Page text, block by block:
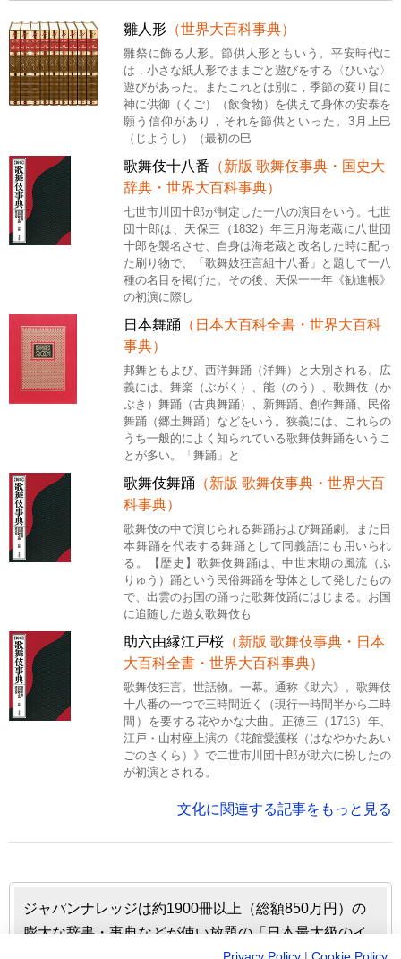
雛人形 （世界大百科事典）
雛祭に飾る人形。節供人形ともいう。平安時代に
は，小さな紙人形でままごと遊びをする〈ひいな〉
遊びがあった。またこれとは別に，季節の変り目に
神に供御（くご）（飲食物）を供えて身体の安泰を
願う信仰があり，それを節供といった。3月上巳
（じようし）（最初の巳
歌舞伎十八番 （新版 歌舞伎事典・国史大
辞典・世界大百科事典）
七世市川団十郎が制定した一八の演目をいう。七世
団十郎は、天保三（1832）年三月海老蔵に八世団
十郎を襲名させ、自身は海老蔵と改名した時に配っ
た刷り物で、「歌舞妓狂言組十八番」と題して一八
種の名目を掲げた。その後、天保一一年《勧進帳》
の初演に際し
日本舞踊 （日本大百科全書・世界大百科
事典）
邦舞ともよび、西洋舞踊（洋舞）と大別される。広
義には、舞楽（ぶがく）、能（のう）、歌舞伎（か
ぶき）舞踊（古典舞踊）、新舞踊、創作舞踊、民俗
舞踊（郷土舞踊）などをいう。狭義には、これらの
うち一般的によく知られている歌舞伎舞踊をいうこ
とが多い。「舞踊」と
歌舞伎舞踊 （新版 歌舞伎事典・世界大百
科事典）
歌舞伎の中で演じられる舞踊および舞踊劇。また日
本舞踊を代表する舞踊として同義語にも用いられ
る。【歴史】歌舞伎舞踊は、中世末期の風流（ふ
りゅう）踊という民俗舞踊を母体として発したもの
で、出雲のお国の踊った歌舞伎踊にはじまる。お国
に追随した遊女歌舞伎も
助六由縁江戸桜 （新版 歌舞伎事典・日本
大百科全書・世界大百科事典）
歌舞伎狂言。世話物。一幕。通称《助六》。歌舞伎
十八番の一つで三時間近く（現行一時間半から二時
間）を要する花やかな大曲。正徳三（1713）年、
江戸・山村座上演の《花館愛護桜（はなやかたあい
ごのさくら）》で二世市川団十郎が助六に扮したの
が初演とされる。
文化に関連する記事をもっと見る
ジャパンナレッジは約1900冊以上（総額850万円）の
膨大な辞書・事典などが使い放題の「日本最大級のイ